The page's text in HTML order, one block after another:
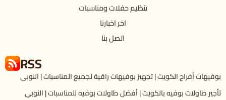
تنظيم حفلات ومناسبات
اخر اخبارنا
اتصل بنا
RSS
بوفيهات أفراح الكويت | تجهيز بوفيهات راقية لجميع المناسبات | النوبي
تأجير طاولات بوفيه بالكويت | أفضل طاولات بوفيه للمناسبات | النوبي